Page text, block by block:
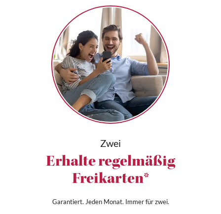
Zwei
Erhalte regelmäßig
Freikarten*
Garantiert. Jeden Monat. Immer für zwei.